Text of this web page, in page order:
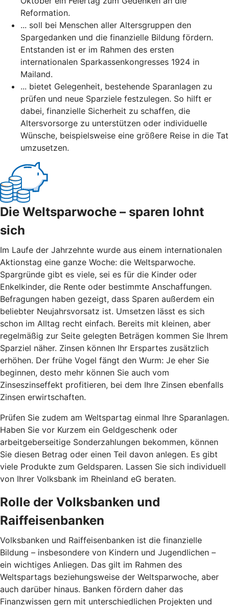
Reformation.
... soll bei Menschen aller Altersgruppen den
Spargedanken und die finanzielle Bildung fördern.
Entstanden ist er im Rahmen des ersten
internationalen Sparkassenkongresses 1924 in
Mailand.
... bietet Gelegenheit, bestehende Sparanlagen zu
prüfen und neue Sparziele festzulegen. So hilft er
dabei, finanzielle Sicherheit zu schaffen, die
Altersvorsorge zu unterstützen oder individuelle
Wünsche, beispielsweise eine größere Reise in die Tat
umzusetzen.
Die Weltsparwoche – sparen lohnt
sich
Im Laufe der Jahrzehnte wurde aus einem internationalen
Aktionstag eine ganze Woche: die Weltsparwoche.
Spargründe gibt es viele, sei es für die Kinder oder
Enkelkinder, die Rente oder bestimmte Anschaffungen.
Befragungen haben gezeigt, dass Sparen außerdem ein
beliebter Neujahrsvorsatz ist. Umsetzen lässt es sich
schon im Alltag recht einfach. Bereits mit kleinen, aber
regelmäßig zur Seite gelegten Beträgen kommen Sie Ihrem
Sparziel näher. Zinsen können Ihr Erspartes zusätzlich
erhöhen. Der frühe Vogel fängt den Wurm: Je eher Sie
beginnen, desto mehr können Sie auch vom
Zinseszinseffekt profitieren, bei dem Ihre Zinsen ebenfalls
Zinsen erwirtschaften.
Prüfen Sie zudem am Weltspartag einmal Ihre Sparanlagen.
Haben Sie vor Kurzem ein Geldgeschenk oder
arbeitgeberseitige Sonderzahlungen bekommen, können
Sie diesen Betrag oder einen Teil davon anlegen. Es gibt
viele Produkte zum Geldsparen. Lassen Sie sich individuell
von Ihrer Volksbank im Rheinland eG beraten.
Rolle der Volksbanken und
Raiffeisenbanken
Volksbanken und Raiffeisenbanken ist die finanzielle
Bildung – insbesondere von Kindern und Jugendlichen –
ein wichtiges Anliegen. Das gilt im Rahmen des
Weltspartags beziehungsweise der Weltsparwoche, aber
auch darüber hinaus. Banken fördern daher das
Finanzwissen gern mit unterschiedlichen Projekten und